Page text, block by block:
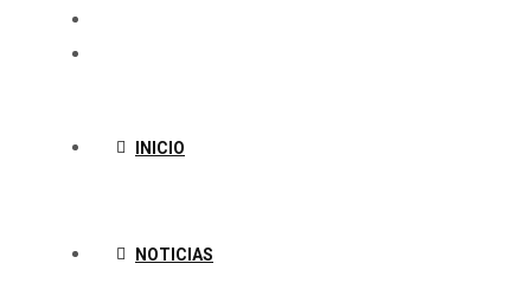
INICIO
NOTICIAS